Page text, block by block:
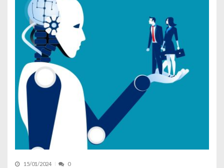
15/01/2024 0